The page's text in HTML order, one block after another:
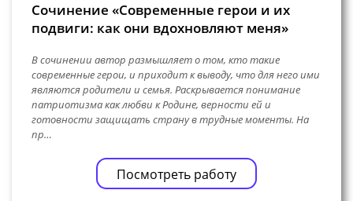
Сочинение «Современные герои и их
подвиги: как они вдохновляют меня»
В сочинении автор размышляет о том, кто такие
современные герои, и приходит к выводу, что для него ими
являются родители и семья. Раскрывается понимание
патриотизма как любви к Родине, верности ей и
готовности защищать страну в трудные моменты. На
пр…
Посмотреть работу